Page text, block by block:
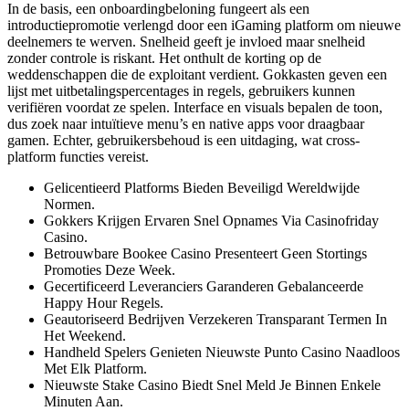
In de basis, een onboardingbeloning fungeert als een
introductiepromotie verlengd door een iGaming platform om nieuwe
deelnemers te werven. Snelheid geeft je invloed maar snelheid
zonder controle is riskant. Het onthult de korting op de
weddenschappen die de exploitant verdient. Gokkasten geven een
lijst met uitbetalingspercentages in regels, gebruikers kunnen
verifiëren voordat ze spelen. Interface en visuals bepalen de toon,
dus zoek naar intuïtieve menu’s en native apps voor draagbaar
gamen. Echter, gebruikersbehoud is een uitdaging, wat cross-
platform functies vereist.
Gelicentieerd Platforms Bieden Beveiligd Wereldwijde
Normen.
Gokkers Krijgen Ervaren Snel Opnames Via Casinofriday
Casino.
Betrouwbare Bookee Casino Presenteert Geen Stortings
Promoties Deze Week.
Gecertificeerd Leveranciers Garanderen Gebalanceerde
Happy Hour Regels.
Geautoriseerd Bedrijven Verzekeren Transparant Termen In
Het Weekend.
Handheld Spelers Genieten Nieuwste Punto Casino Naadloos
Met Elk Platform.
Nieuwste Stake Casino Biedt Snel Meld Je Binnen Enkele
Minuten Aan.